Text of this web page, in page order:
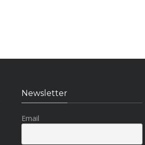
Newsletter
Email